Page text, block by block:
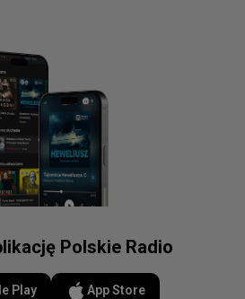
Polskie Radio
Play App Store